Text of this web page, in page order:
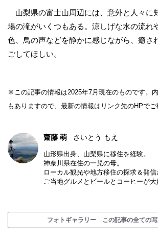
山梨県の富士山周辺には、意外と人々に
場の滝がいくつもある。涼しげな水の流れ
色、鳥の声などを静かに感じながら、癒さ
ごしてほしい。
※この記事の情報は2025年7月現在のものです。
もありますので、最新の情報はリンク先のHPでご
齋藤 萌 さいとう もえ
山形県出身、山梨県に移住を経験。
神奈川県在住の一児の母。
ローカル観光や地方移住の探求＆発信
ご当地グルメとビールとコーヒーが大
フォトギャラリー この記事の全ての写